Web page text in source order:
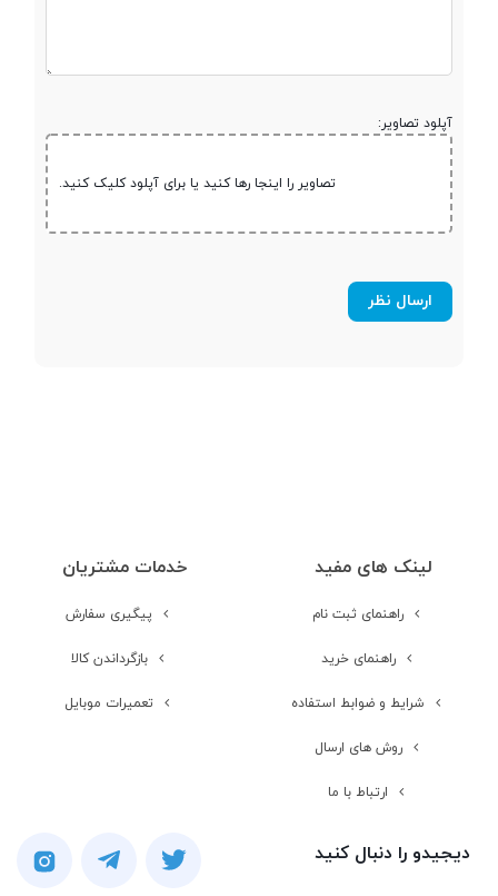
درگاه اتصال کابلی microUSB v2.0
رزولوشن عکس
ورودی جک 3.5
امکانات نرم افزاری
آپلود تصاویر:
تصاویر را اینجا رها کنید یا برای آپلود کلیک کنید.
لینک های مفید
راهنمای ثبت نام
راهنمای خرید
شرایط و ضوابط استفاده
روش های ارسال
ارتباط با ما
خدمات مشتریان
پیگیری سفارش
بازگرداندن کالا
تعمیرات موبایل
دیجیدو را دنبال کنید